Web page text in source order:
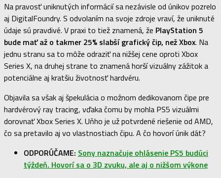
Na pravosť uniknutých informácií sa nezávisle od únikov pozrelo
aj DigitalFoundry. S odvolaním na svoje zdroje vraví, že uniknuté
údaje sú pravdivé. V praxi to tiež znamená, že PlayStation 5
bude mať až o takmer 25% slabší grafický čip, než Xbox. Na
jednu stranu sa to môže odraziť na nižšej cene oproti Xbox
Series X, na druhej strane to znamená horší vizuálny zážitok a
potenciálne aj kratšiu životnosť hardvéru.
Objavila sa však aj špekulácia o možnom dedikovanom čipe pre
hardvérový ray tracing, vďaka čomu by mohla PS5 vizuálmi
dorovnať Xbox Series X. Uňho je už potvrdené riešenie od AMD,
čo sa pretavilo aj vo vlastnostiach čipu. A čo hovorí únik dát?
ODPORÚČAME: Sony naznačuje ohlásenie PS5 budúci
týždeň. Hovorí sa o 3D zvuku, ale aj o nižšom výkone